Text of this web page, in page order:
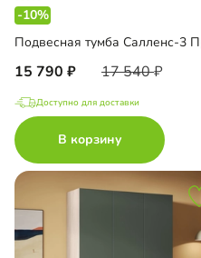
-10%
15 790 17 540
Доступно для доставки
В корзину